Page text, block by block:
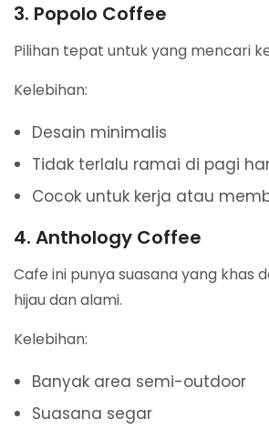
3. Popolo Coffee
Pilihan tepat untuk yang mencari
Kelebihan:
Desain minimalis
Tidak terlalu ramai di pagi
Cocok untuk kerja atau
4. Anthology Coffee
Cafe ini punya suasana yang khas
hijau dan alami.
Kelebihan:
Banyak area semi-outdoor
Suasana segar